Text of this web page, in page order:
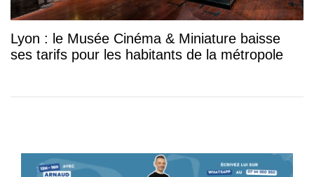
Lyon : le Musée Cinéma & Miniature baisse
ses tarifs pour les habitants de la métropole